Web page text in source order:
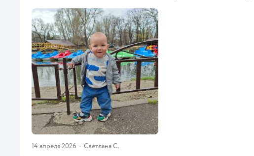
14 апреля 2026 · Светлана С.